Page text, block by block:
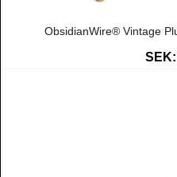
ObsidianWire® Vintage